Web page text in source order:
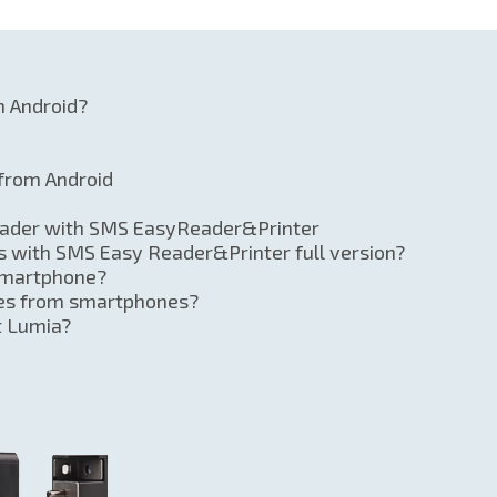
Android?
Android
with SMS EasyReader&Printer
with SMS Easy Reader&Printer full version?
from smartphones?